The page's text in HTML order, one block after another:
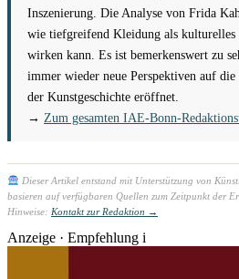
Inszenierung. Die Analyse von Frida
wie tiefgreifend Kleidung als kulturelles
wirken kann. Es ist bemerkenswert zu
immer wieder neue Perspektiven auf
der Kunstgeschichte eröffnet.
→ Zum gesamten IAE-Bonn-
Dieser Artikel entstand mit Unterstützung von
basieren auf verfügbaren Quellen zum Zeitpunkt der
Hinweise: Kontakt zur Redaktion →
Anzeige · Empfehlung i